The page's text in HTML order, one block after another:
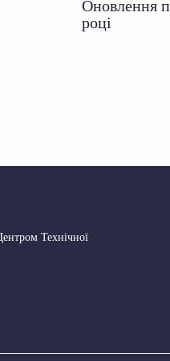
Оновлення
році
Технічної